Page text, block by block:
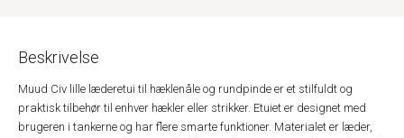
Beskrivelse
Muud Civ lille læderetui til hæklenåle og rundpinde er et stilfuldt og
praktisk tilbehør til enhver hækler eller strikker. Etuiet er designet med
brugeren i tankerne og har flere smarte funktioner. Materialet er læder,